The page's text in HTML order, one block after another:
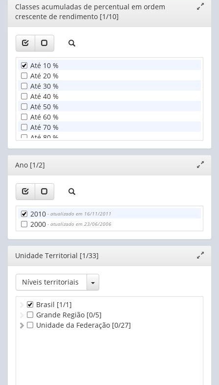
Editor
Classes acumuladas de percentual em ordem
crescente de rendimento [1/10]
Até 10 %
Até 20 %
Até 30 %
Até 40 %
Até 50 %
Até 60 %
Até 70 %
Até 80 %
Até 90 %
Até 100 %
Editor
janela
Ano [1/2]
2010 - atualizado em 16/11/2011
2000 - atualizado em 23/06/2006
Editor
janela
Unidade Territorial [1/33]
Níveis territoriais Toggle Dropdown
Brasil [1/1]
Grande Região [0/5]
Unidade da Federação [0/27]